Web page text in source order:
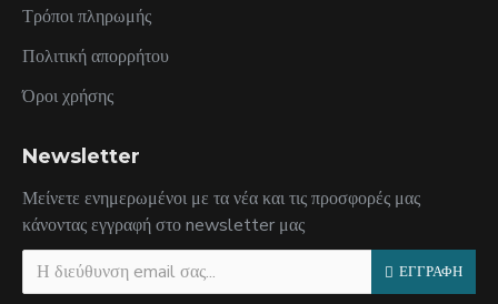
Τρόποι πληρωμής
Πολιτική απορρήτου
Όροι χρήσης
Newsletter
Μείνετε ενημερωμένοι με τα νέα και τις προσφορές μας
κάνοντας εγγραφή στο newsletter μας
ΕΓΓΡΑΦΗ